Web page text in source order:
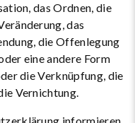
das Ordnen, die
das
die Offenlegung
eine andere Form
die Verknüpfung, die
Vernichtung.